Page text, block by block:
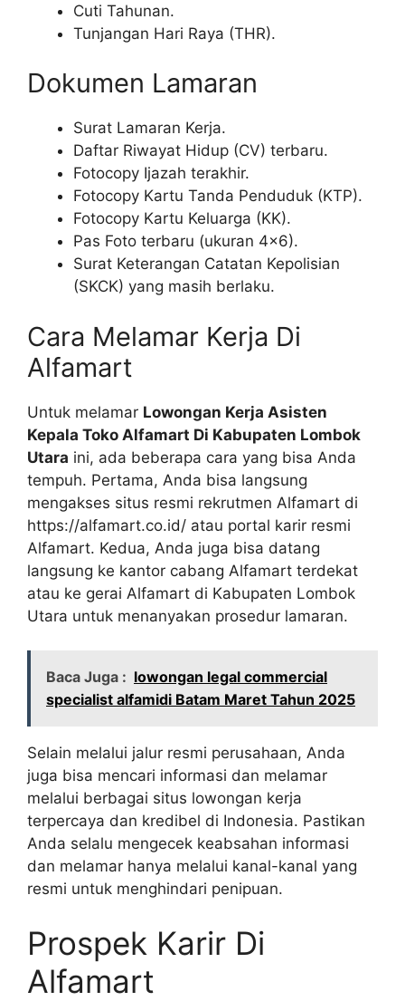
Cuti Tahunan.
Tunjangan Hari Raya (THR).
Dokumen Lamaran
Surat Lamaran Kerja.
Daftar Riwayat Hidup (CV) terbaru.
Fotocopy Ijazah terakhir.
Fotocopy Kartu Tanda Penduduk (KTP).
Fotocopy Kartu Keluarga (KK).
Pas Foto terbaru (ukuran 4×6).
Surat Keterangan Catatan Kepolisian
(SKCK) yang masih berlaku.
Cara Melamar Kerja Di
Alfamart
Untuk melamar Lowongan Kerja Asisten
Kepala Toko Alfamart Di Kabupaten Lombok
Utara ini, ada beberapa cara yang bisa Anda
tempuh. Pertama, Anda bisa langsung
mengakses situs resmi rekrutmen Alfamart di
https://alfamart.co.id/ atau portal karir resmi
Alfamart. Kedua, Anda juga bisa datang
langsung ke kantor cabang Alfamart terdekat
atau ke gerai Alfamart di Kabupaten Lombok
Utara untuk menanyakan prosedur lamaran.
Baca Juga : lowongan legal commercial
specialist alfamidi Batam Maret Tahun 2025
Selain melalui jalur resmi perusahaan, Anda
juga bisa mencari informasi dan melamar
melalui berbagai situs lowongan kerja
terpercaya dan kredibel di Indonesia. Pastikan
Anda selalu mengecek keabsahan informasi
dan melamar hanya melalui kanal-kanal yang
resmi untuk menghindari penipuan.
Prospek Karir Di
Alfamart